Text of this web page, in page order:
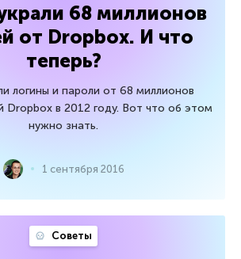
68 миллионов
от Dropbox. И что
теперь?
логины и пароли от 68 миллионов
Dropbox в 2012 году. Вот что об этом
нужно знать.
1 сентября 2016
Советы